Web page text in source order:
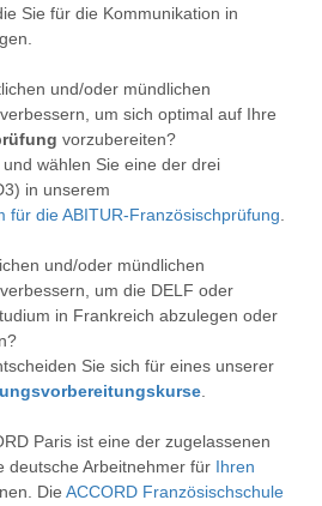
Sie für die Kommunikation in
und/oder mündlichen
um sich optimal auf Ihre
vorzubereiten?
wählen Sie eine der drei
in unserem
für die ABITUR-Französischprüfung.
und/oder mündlichen
um die DELF oder
in Frankreich abzulegen oder
Sie sich für eines unserer
.
Paris ist eine der zugelassenen
deutsche Arbeitnehmer für Ihren
Die ACCORD Französischschule